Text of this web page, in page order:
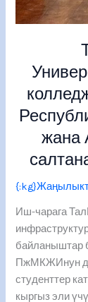
жана
Иш-чарага
байланыштар
ПжМКЖИнун
студенттер
кыргыз эли